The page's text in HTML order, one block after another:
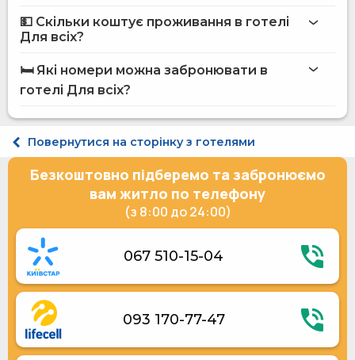
Бар
Послуги по догляду за дітьми
Інтернет
Оздоровлення
Автостоянка
Обслуговування номерів
Послуги по прасуванню одягу
Їдальня
Електрогенератор
Розміщення з тваринами (до 3 кг)
💵 Скільки коштує проживання в готелі
Для всіх?
на сайті Hotels24.ua
🛏️ Які номери можна забронювати в
готелі Для всіх?
Стандарт двомісний
Напівлюкс двомісний
Напівлюкс двомісний дворівневий
Повернутися на сторінку з готелями
Безкоштовно підберемо та забронюємо
вам житло по телефону
(з 8:00 до 24:00)
067 510-15-04
093 170-77-47